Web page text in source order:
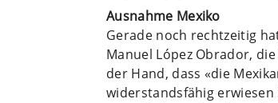
Ausnahme Mexiko
Gerade noch rechtzeitig
Manuel López Obrador,
der Hand, dass «die
widerstandsfähig